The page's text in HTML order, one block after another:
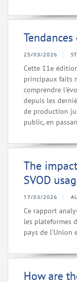
25/03/2026
Cette 11e
principaux faits
comprendre
depuis les
de production
public, en
The
SVOD
17/03/2026
Ce rapport
les plateformes
pays de l’Union
How are